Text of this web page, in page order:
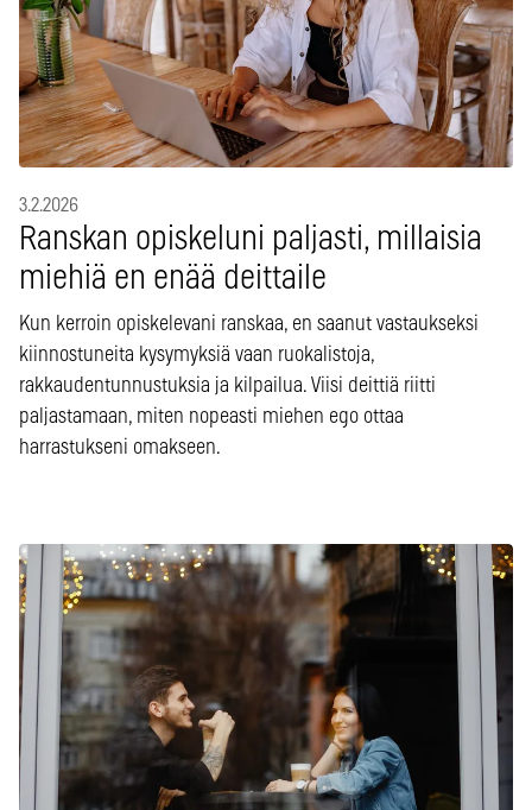
3.2.2026
Ranskan opiskeluni paljasti, millaisia
miehiä en enää deittaile
Kun kerroin opiskelevani ranskaa, en saanut vastaukseksi
kiinnostuneita kysymyksiä vaan ruokalistoja,
rakkaudentunnustuksia ja kilpailua. Viisi deittiä riitti
paljastamaan, miten nopeasti miehen ego ottaa
harrastukseni omakseen.